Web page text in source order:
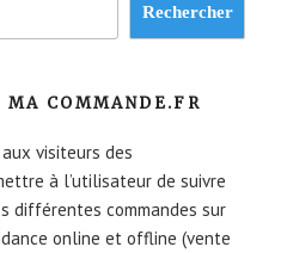
Rechercher
MA COMMANDE.FR
visiteurs des
à l’utilisateur de suivre
différentes commandes sur
online et offline (vente